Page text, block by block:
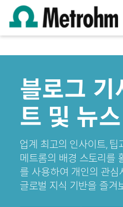
블로그 기
트 및 뉴스
업계 최고의 인사이트, 팁
메트롬의 배경 스토리를
를 사용하여 개인의 관심
글로벌 지식 기반을 즐겨